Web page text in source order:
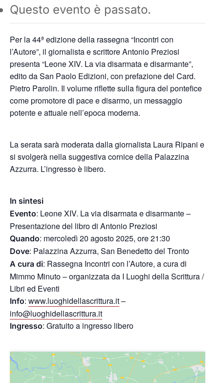
Questo evento è passato.
Per la 44ª edizione della rassegna “Incontri con
l’Autore”, il giornalista e scrittore Antonio Preziosi
presenta “Leone XIV. La via disarmata e disarmante”,
edito da San Paolo Edizioni, con prefazione del Card.
Pietro Parolin. Il volume riflette sulla figura del pontefice
come promotore di pace e disarmo, un messaggio
potente e attuale nell’epoca moderna.
La serata sarà moderata dalla giornalista Laura Ripani e
si svolgerà nella suggestiva cornice della Palazzina
Azzurra. L’ingresso è libero.
In sintesi
Evento: Leone XIV. La via disarmata e disarmante –
Presentazione del libro di Antonio Preziosi
Quando: mercoledì 20 agosto 2025, ore 21:30
Dove: Palazzina Azzurra, San Benedetto del Tronto
A cura di: Rassegna Incontri con l’Autore, a cura di
Mimmo Minuto – organizzata da I Luoghi della Scrittura /
Libri ed Eventi
Info: www.luoghidellascrittura.it–
info@luoghidellascrittura.it
Ingresso: Gratuito a ingresso libero